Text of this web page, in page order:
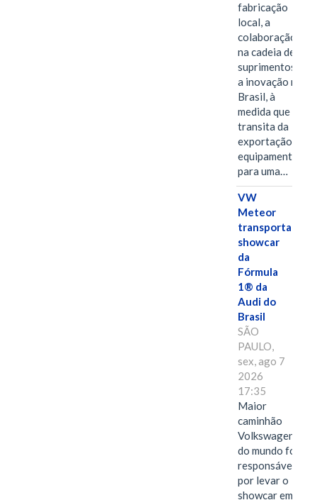
fabricação
local, a
colaboração
na cadeia de
suprimentos e
a inovação no
Brasil, à
medida que
transita da
exportação de
equipamentos
para uma…
VW
Meteor
transporta
showcar
da
Fórmula
1® da
Audi do
Brasil
SÃO
PAULO,
sex, ago 7
2026
17:35
Maior
caminhão
Volkswagen
do mundo foi
responsável
por levar o
showcar em